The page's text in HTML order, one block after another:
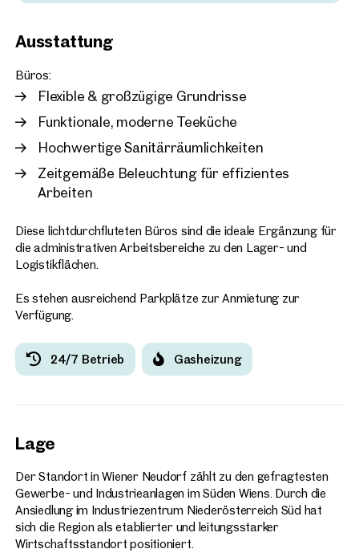
moderne, energieeffiziente Beleuchtung, die optimale
gewährleistet. Insgesamt bieten die Büroflächen eine
repräsentative, sofort nutzbare Arbeitsumgebung, die sich
lässt.
Ausstattung
Büros:
Flexible & großzügige Grundrisse
Funktionale, moderne Teeküche
Hochwertige Sanitärräumlichkeiten
Zeitgemäße Beleuchtung für effizientes
Arbeiten
Diese lichtdurchfluteten Büros sind die ideale Ergänzung für
die administrativen Arbeitsbereiche zu den Lager- und
Logistikflächen.
Es stehen ausreichend Parkplätze zur Anmietung zur
Verfügung.
24/7 Betrieb Gasheizung
Lage
Der Standort in Wiener Neudorf zählt zu den gefragtesten
Gewerbe- und Industrieanlagen im Süden Wiens. Durch die
Ansiedlung im Industriezentrum Niederösterreich Süd hat
sich die Region als etablierter und leitungsstarker
Wirtschaftsstandort positioniert.
€ 13,00 /m²/Monat netto